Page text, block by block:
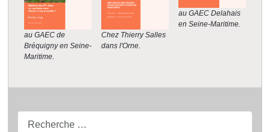
au GAEC de
Bréquigny en Seine-
Maritime.
Chez Thierry Salles
dans l'Orne.
au GAEC Delahais
en Seine-Maritime.